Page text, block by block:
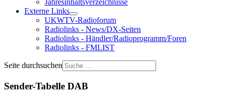
Jahresinhaltsverzeichnisse
Externe Links
UKWTV-Radioforum
Radiolinks - News/DX-Seiten
Radiolinks - Händler/Radioprogramm/Foren
Radiolinks - FMLIST
Seite durchsuchen
Sender-Tabelle DAB